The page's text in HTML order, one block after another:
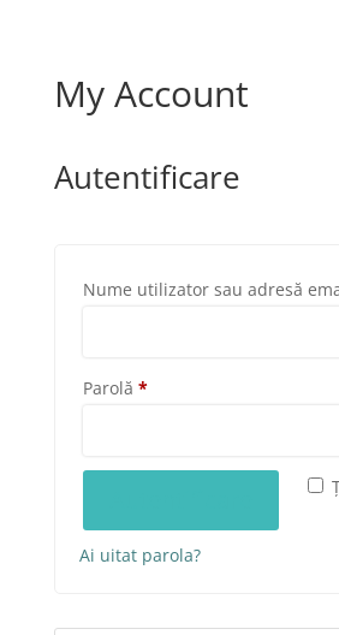
My Account
Autentificare
Nume utilizator sau adresă
Parolă *Obligatoriu
Ai uitat parola?